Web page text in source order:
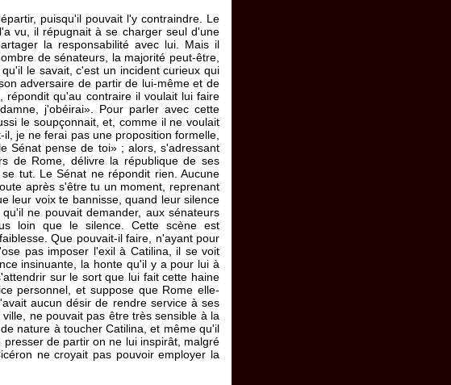
puisqu'il pouvait l'y contraindre. Le
vu, il répugnait à se charger seul d'une
la responsabilité avec lui. Mais il
de sénateurs, la majorité peut-être,
le savait, c'est un incident curieux qui
adversaire de partir de lui-même et de
répondit qu'au contraire il voulait lui faire
j'obéirai». Pour parler avec cette
le soupçonnait, et, comme il ne voulait
je ne ferai pas une proposition formelle,
Sénat pense de toi» ; alors, s'adressant
de Rome, délivre la république de ses
tut. Le Sénat ne répondit rien. Aucune
après s'être tu un moment, reprenant
leur voix te bannisse, quand leur silence
qu'il ne pouvait demander, aux sénateurs
loin que le silence. Cette scène est
Que pouvait-il faire, n'ayant pour
pas imposer l'exil à Catilina, il se voit
insinuante, la honte qu'il y a pour lui à
sur le sort que lui fait cette haine
personnel, et suppose que Rome elle-
aucun désir de rendre service à ses
ne pouvait pas être très sensible à la
nature à toucher Catilina, et même qu'il
de partir on ne lui inspirât, malgré
ne croyait pas pouvoir employer la